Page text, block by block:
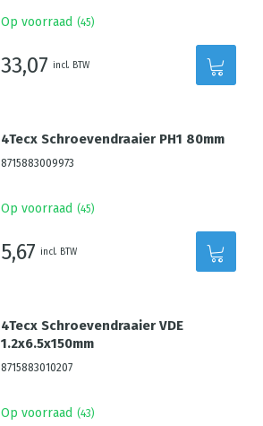
Op voorraad (45)
33,07 incl. BTW
4Tecx Schroevendraaier PH1 80mm
8715883009973
Op voorraad (45)
5,67 incl. BTW
4Tecx Schroevendraaier VDE
1.2x6.5x150mm
8715883010207
Op voorraad (43)